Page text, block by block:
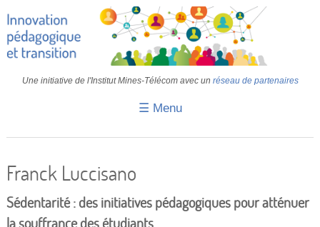
Une initiative de l'Institut Mines-Télécom avec un réseau de partenaires
☰ Menu
Transition
Franck Luccisano
Sédentarité : des initiatives pédagogiques pour atténuer
la souffrance des étudiants